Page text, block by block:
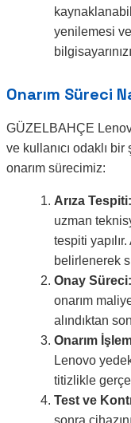
yenilemesi
Onarım Süreci
GÜZELBAHÇE
ve kullanıcı odaklı
onarım sürecimiz:
Arıza Tespiti:
uzman
tespiti
belirlenerek
Onay Süreci:
onarım
alındıktan
Onarım
Lenovo
titizlikle
Test ve
sonra